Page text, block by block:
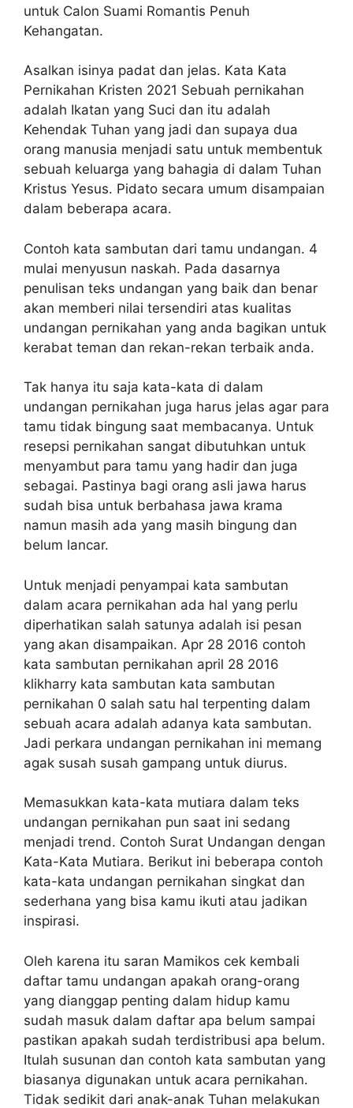
untuk Calon Suami Romantis Penuh
Kehangatan.
Asalkan isinya padat dan jelas. Kata Kata
Pernikahan Kristen 2021 Sebuah pernikahan
adalah Ikatan yang Suci dan itu adalah
Kehendak Tuhan yang jadi dan supaya dua
orang manusia menjadi satu untuk membentuk
sebuah keluarga yang bahagia di dalam Tuhan
Kristus Yesus. Pidato secara umum disampaian
dalam beberapa acara.
Contoh kata sambutan dari tamu undangan. 4
mulai menyusun naskah. Pada dasarnya
penulisan teks undangan yang baik dan benar
akan memberi nilai tersendiri atas kualitas
undangan pernikahan yang anda bagikan untuk
kerabat teman dan rekan-rekan terbaik anda.
Tak hanya itu saja kata-kata di dalam
undangan pernikahan juga harus jelas agar para
tamu tidak bingung saat membacanya. Untuk
resepsi pernikahan sangat dibutuhkan untuk
menyambut para tamu yang hadir dan juga
sebagai. Pastinya bagi orang asli jawa harus
sudah bisa untuk berbahasa jawa krama
namun masih ada yang masih bingung dan
belum lancar.
Untuk menjadi penyampai kata sambutan
dalam acara pernikahan ada hal yang perlu
diperhatikan salah satunya adalah isi pesan
yang akan disampaikan. Apr 28 2016 contoh
kata sambutan pernikahan april 28 2016
klikharry kata sambutan kata sambutan
pernikahan 0 salah satu hal terpenting dalam
sebuah acara adalah adanya kata sambutan.
Jadi perkara undangan pernikahan ini memang
agak susah susah gampang untuk diurus.
Memasukkan kata-kata mutiara dalam teks
undangan pernikahan pun saat ini sedang
menjadi trend. Contoh Surat Undangan dengan
Kata-Kata Mutiara. Berikut ini beberapa contoh
kata-kata undangan pernikahan singkat dan
sederhana yang bisa kamu ikuti atau jadikan
inspirasi.
Oleh karena itu saran Mamikos cek kembali
daftar tamu undangan apakah orang-orang
yang dianggap penting dalam hidup kamu
sudah masuk dalam daftar apa belum sampai
pastikan apakah sudah terdistribusi apa belum.
Itulah susunan dan contoh kata sambutan yang
biasanya digunakan untuk acara pernikahan.
Tidak sedikit dari anak-anak Tuhan melakukan